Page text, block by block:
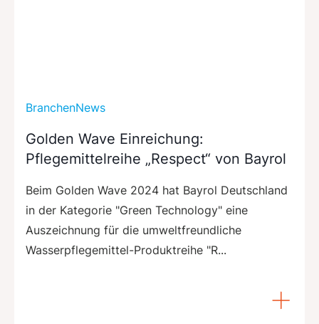
BranchenNews
Golden Wave Einreichung:
Pflegemittelreihe „Respect“ von Bayrol
Beim Golden Wave 2024 hat Bayrol Deutschland
in der Kategorie "Green Technology" eine
Auszeichnung für die umweltfreundliche
Wasserpflegemittel-Produktreihe "R...